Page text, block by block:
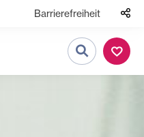
Barrierefreiheit
Suche